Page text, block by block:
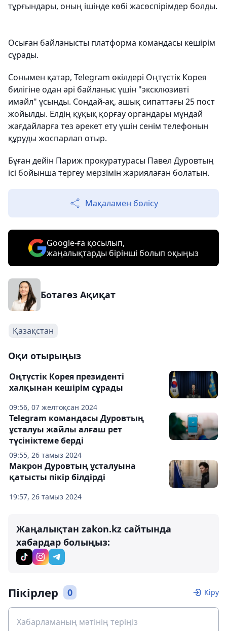
тұрғындары, оның ішінде көбі жасөспірімдер болды.
Осыған байланысты платформа командасы кешірім
сұрады.
Сонымен қатар, Telegram өкілдері Оңтүстік Корея
билігіне одан әрі байланыс үшін "эксклюзивті
имайл" ұсынды. Сондай-ақ, ашық сипаттағы 25 пост
жойылды. Елдің құқық қорғау органдары мұндай
жағдайларға тез әрекет ету үшін сенім телефонын
құруды жоспарлап отыр.
Бұған дейін Париж прокуратурасы Павел Дуровтың
ісі бойынша тергеу мерзімін жариялаған болатын.
Мақаламен бөлісу
Google-ға қосылып,
жаңалықтарды бірінші болып оқыңыз
Ботагөз Ақиқат
Қазақстан
Оқи отырыңыз
09:56, 07 желтоқсан 2024
Оңтүстік Корея президенті
халқынан кешірім сұрады
09:55, 26 тамыз 2024
Telegram командасы Дуровтың
ұсталуы жайлы алғаш рет
түсініктеме берді
19:57, 26 тамыз 2024
Макрон Дуровтың ұсталуына
қатысты пікір білдірді
Жаңалықтан zakon.kz сайтында
хабардар болыңыз:
Пікірлер 0 Кіру